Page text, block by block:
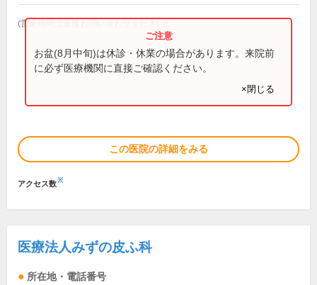
(営業時間は直接お問い合わせください)
お盆(8月中旬)は休診・休業の場合があります。来院前
に必ず医療機関に直接ご確認ください。
×閉じる
この医院の詳細をみる
アクセス数※
医療法人みずの皮ふ科
所在地・電話番号